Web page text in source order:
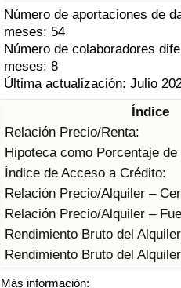
Número de aportaciones de
meses: 54
Número de colaboradores
meses: 8
Última actualización: Julio
Índice
Relación Precio/Renta:
Hipoteca como Porcentaje
Índice de Acceso a Crédito:
Relación Precio/Alquiler –
Relación Precio/Alquiler –
Rendimiento Bruto del
Rendimiento Bruto del
Más información:
Índice de Sanidad (Actual)
Índice de Sanidad
Índice de Sanidad por País
Índice de contaminación
Índice de Contaminación